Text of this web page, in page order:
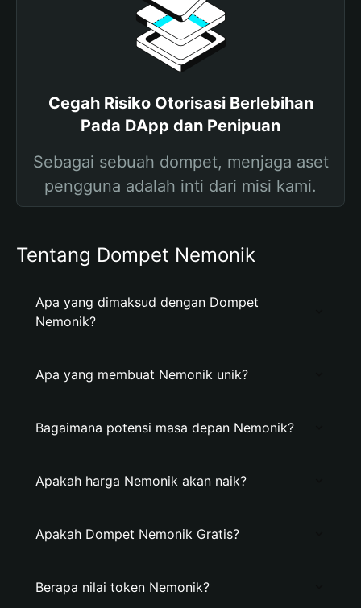
Cegah Risiko Otorisasi Berlebihan
Pada DApp dan Penipuan
Sebagai sebuah dompet, menjaga aset
pengguna adalah inti dari misi kami.
Tentang Dompet Nemonik
Apa yang dimaksud dengan Dompet
Nemonik?
Apa yang membuat Nemonik unik?
Bagaimana potensi masa depan Nemonik?
Apakah harga Nemonik akan naik?
Apakah Dompet Nemonik Gratis?
Berapa nilai token Nemonik?